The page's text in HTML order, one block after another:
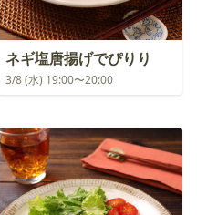
ネギ塩唐揚げでぴりり
3/8 (水) 19:00〜20:00